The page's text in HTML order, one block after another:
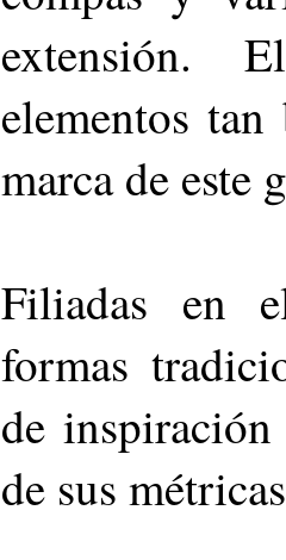
extensión.
elementos
marca de este
Filiadas en
formas
de
de sus